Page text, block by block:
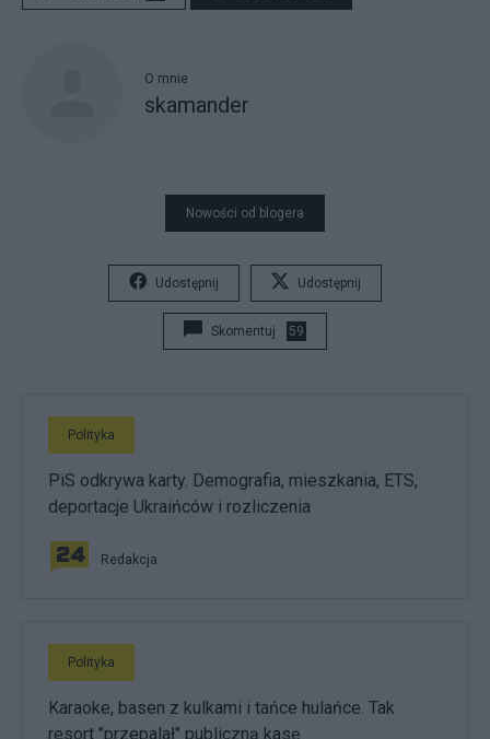
O mnie
skamander
Nowości od blogera
Udostępnij Udostępnij
Skomentuj 59
Polityka
PiS odkrywa karty. Demografia, mieszkania, ETS,
deportacje Ukraińców i rozliczenia
Redakcja
Polityka
Karaoke, basen z kulkami i tańce hulańce. Tak
resort "przepalał" publiczną kasę